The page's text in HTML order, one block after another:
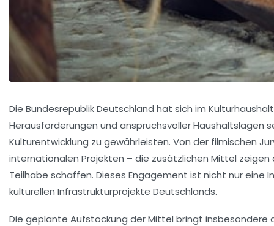
Die Bundesrepublik Deutschland hat sich im
Herausforderungen und anspruchsvoller Haushaltslagen
Kulturentwicklung zu gewährleisten. Von der filmischen
internationalen Projekten – die zusätzlichen Mittel
Teilhabe schaffen. Dieses Engagement ist nicht nur
kulturellen Infrastrukturprojekte Deutschlands.
Die geplante Aufstockung der Mittel bringt